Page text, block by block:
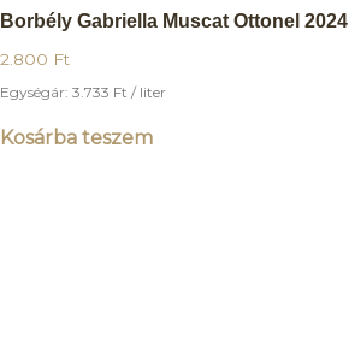
Borbély Gabriella Muscat Ottonel 2024
2.800 Ft
Egységár: 3.733 Ft / liter
Kosárba teszem